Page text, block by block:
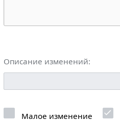
Описание изменений:
Малое изменение